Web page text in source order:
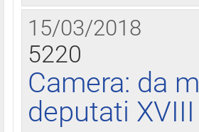
15/03/2018
5220
Camera: da
deputati